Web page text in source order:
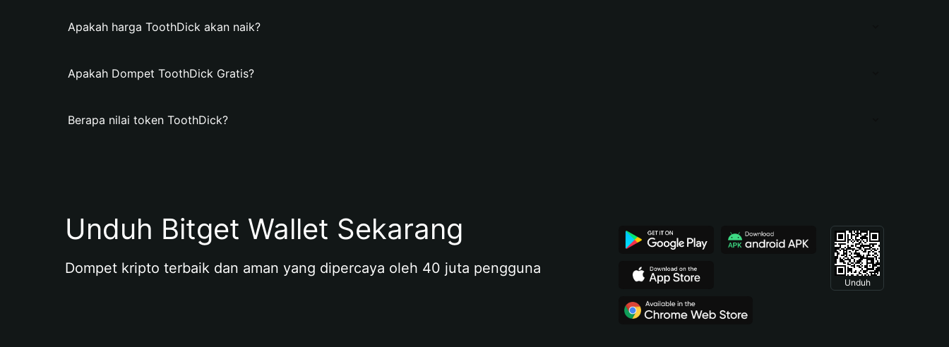
Apakah harga ToothDick akan naik?
Apakah Dompet ToothDick Gratis?
Berapa nilai token ToothDick?
Unduh Bitget Wallet Sekarang
Dompet kripto terbaik dan aman yang dipercaya oleh 40 juta pengguna
Unduh